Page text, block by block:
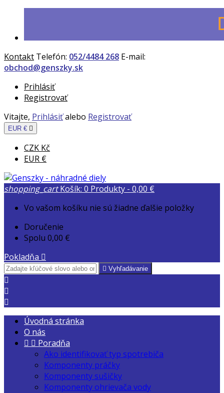
Kontakt Telefón: 052/4484 268 E-mail:
obchod@genszky.sk
Prihlásiť
Registrovať
Vitajte, Prihlásiťalebo Registrovať
EUR € 
CZK Kč
EUR €
shopping_cart Košík: 0 Produkty - 0,00 €
Vo vašom košíku nie sú žiadne ďalšie položky
Doručenie
Spolu 0,00 €
Pokladňa 
 Vyhľadávanie



Úvodná stránka
O nás
  Poradňa
Ako identifikovať typ spotrebiča
Komponenty práčky
Komponenty sušičky
Komponenty ohrievača vody